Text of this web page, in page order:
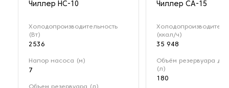
Чиллер HC-10
Холодопроизводительность
(Вт)
2536
Напор насоса (м)
7
Объем резервуара (л)
Чиллер СА-15
(ккал/ч)
35 948
Объём резервуара
(л)
180